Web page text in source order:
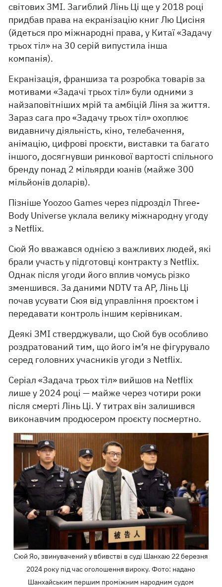
світових ЗМІ. Загиблий Лінь Ці ще у 2018 році
придбав права на екранізацію книг Лю Цисіня
(йдеться про міжнародні права, у Китаї «Задачу
трьох тіл» на 30 серій випустила інша
компанія).
Екранізація, франшиза та розробка товарів за
мотивами «Задачі трьох тіл» були одними з
найзаповітніших мрій та амбіцій Ліня за життя.
Зараз сага про «Задачу трьох тіл» охоплює
видавничу діяльність, кіно, телебачення,
анімацію, цифрові проєкти, виставки та багато
іншого, досягнувши ринкової вартості спільного
бренду понад 2 мільярди юанів (майже 300
мільйонів доларів).
Пізніше Yoozoo Games через підрозділ Three-
Body Universe уклала велику міжнародну угоду
з Netflix.
Сюй Яо вважався однією з важливих людей, які
брали участь у підготовці контракту з Netflix.
Однак після угоди його вплив чомусь різко
зменшився. За даними NDTV та AP, Лінь Ці
почав усувати Сюя від управління проєктом і
передавати контроль іншим керівникам.
Деякі ЗМІ стверджували, що Сюй був особливо
роздратований тим, що його ім’я не фігурувало
серед головних учасників угоди з Netflix.
Серіал «Задача трьох тіл» вийшов на Netflix
лише у 2024 році — майже через чотири роки
після смерті Лінь Ці. У титрах він залишився
виконавчим продюсером проєкту посмертно.
Сюй Яо, звинувачений у вбивстві в суді Шанхаю 22 березня
2024 року під час оголошення вироку. Фото: надано
Шанхайським першим проміжним народним судом